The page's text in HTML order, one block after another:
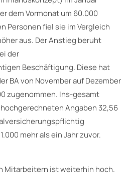
dem Vormonat um 60.000
Personen fiel sie im Vergleich
aus. Der Anstieg beruht
der
Beschäftigung. Diese hat
BA von November auf Dezember
zugenommen. Ins-gesamt
Angaben 32,56
mehr als ein Jahr zuvor.
Mitarbeitern ist weiterhin hoch.